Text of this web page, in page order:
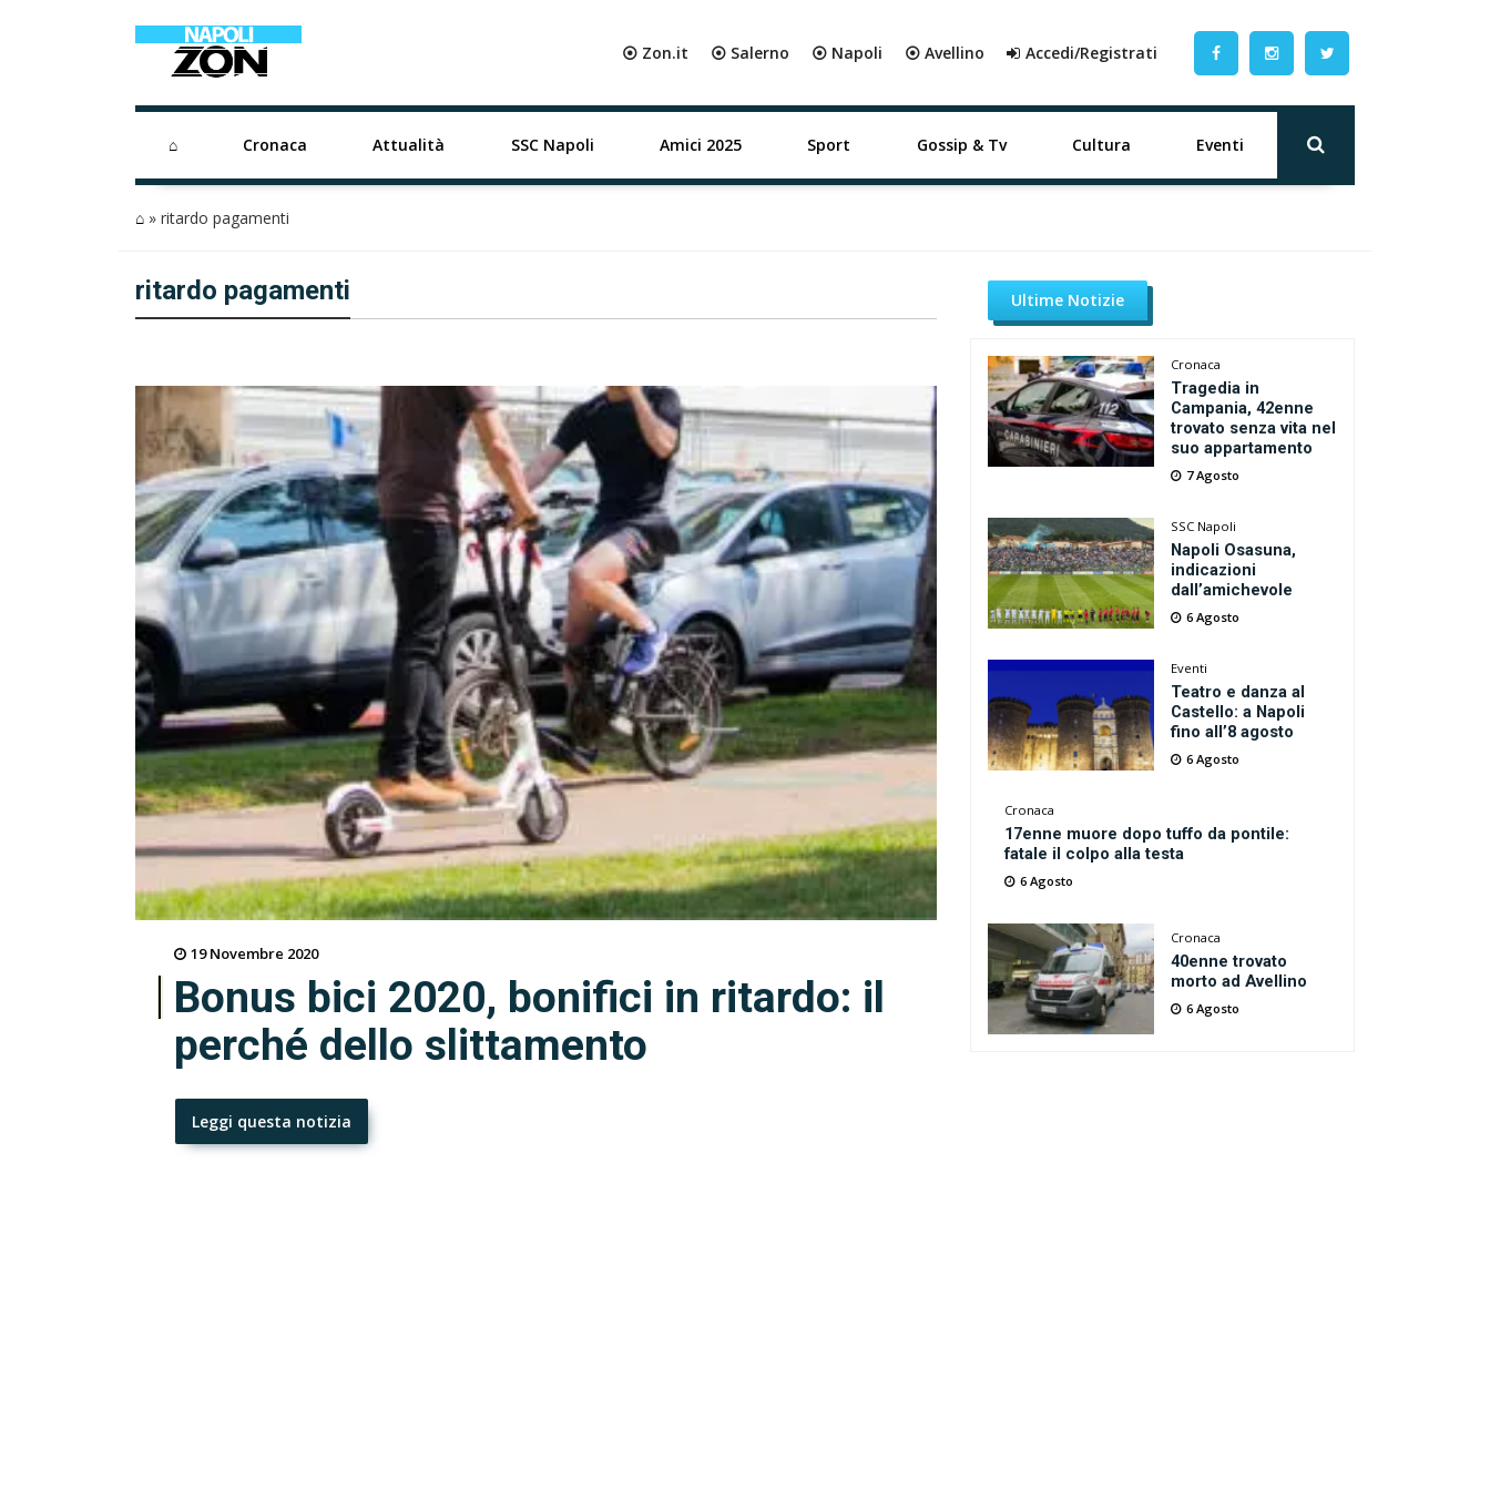
⦿ Zon.it ⦿ Salerno ⦿ Napoli ⦿ Avellino Accedi/Registrati
⌂ Cronaca Attualità SSC Napoli Amici 2025 Sport Gossip & Tv Cultura Eventi
⌂ » ritardo pagamenti
ritardo pagamenti
19 Novembre 2020
Bonus bici 2020, bonifici in ritardo: il
perché dello slittamento
Leggi questa notizia
Ultime Notizie
Cronaca
Tragedia in
Campania, 42enne
trovato senza vita nel
suo appartamento
7 Agosto
SSC Napoli
Napoli Osasuna,
indicazioni
dall’amichevole
6 Agosto
Eventi
Teatro e danza al
Castello: a Napoli
fino all’8 agosto
6 Agosto
Cronaca
17enne muore dopo tuffo da pontile:
fatale il colpo alla testa
6 Agosto
Cronaca
40enne trovato
morto ad Avellino
6 Agosto